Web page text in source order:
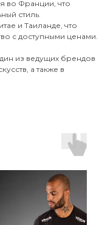
во Франции, что
стиль.
и Таиланде, что
с доступными ценами.
из ведущих брендов
а также в